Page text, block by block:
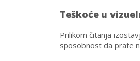
Teškoće u
Prilikom čitanja
sposobnost da prate